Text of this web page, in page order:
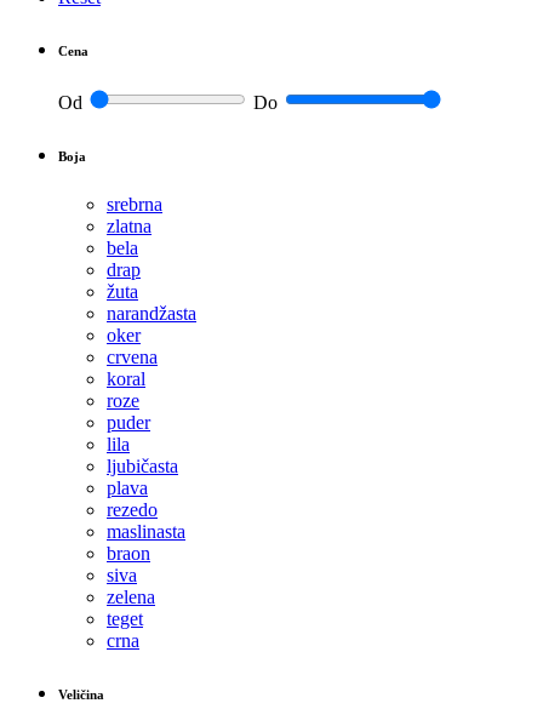
Cena
Od Do
Boja
srebrna
zlatna
bela
drap
žuta
narandžasta
oker
crvena
koral
roze
puder
lila
ljubičasta
plava
rezedo
maslinasta
braon
siva
zelena
teget
crna
Veličina